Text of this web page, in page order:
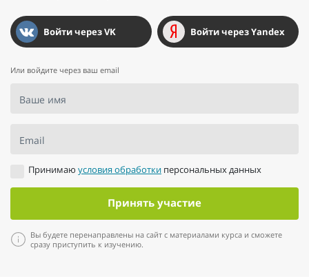
Войти через VK Войти через Yandex
Или войдите через ваш email
Ваше имя
Email
Принимаю условия обработки персональных данных
Принять участие
Вы будете перенаправлены на сайт с материалами курса и сможете
сразу приступить к изучению.